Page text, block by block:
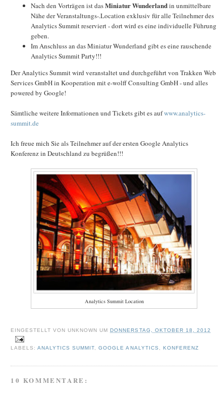
Nach den Vorträgen ist dasMiniatur Wunderlandin unmittelbare
Nähe der Veranstaltungs-.Location exklusiv für alle Teilnehmer des
Analytics Summit reserviert - dort wird es eine individuelle Führung
geben.
Im Anschluss an das Miniatur Wunderland gibt es eine rauschende
Analytics Summit Party!!!
Der Analytics Summit wird veranstaltet und durchgeführt von Trakken Web
Services GmbH in Kooperation mit e-wolff Consulting GmbH - und alles
powered by Google!
Sämtliche weitere Informationen und Tickets gibt es aufwww.analytics-
summit.de
Ich freue mich Sie als Teilnehmer auf der ersten Google Analytics
Konferenz in Deutschland zu begrüßen!!!
Analytics Summit Location
EINGESTELLT VONUNKNOWN UM DONNERSTAG, OKTOBER 18, 2012
LABELS:ANALYTICS SUMMIT,GOOGLE ANALYTICS , KONFERENZ
10 KOMMENTARE: